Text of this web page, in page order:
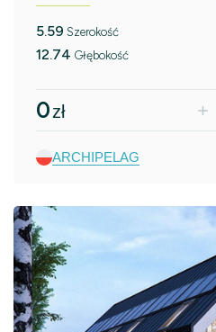
5.59 Szerokość
12.74 Głębokość
0zł
ARCHIPELAG